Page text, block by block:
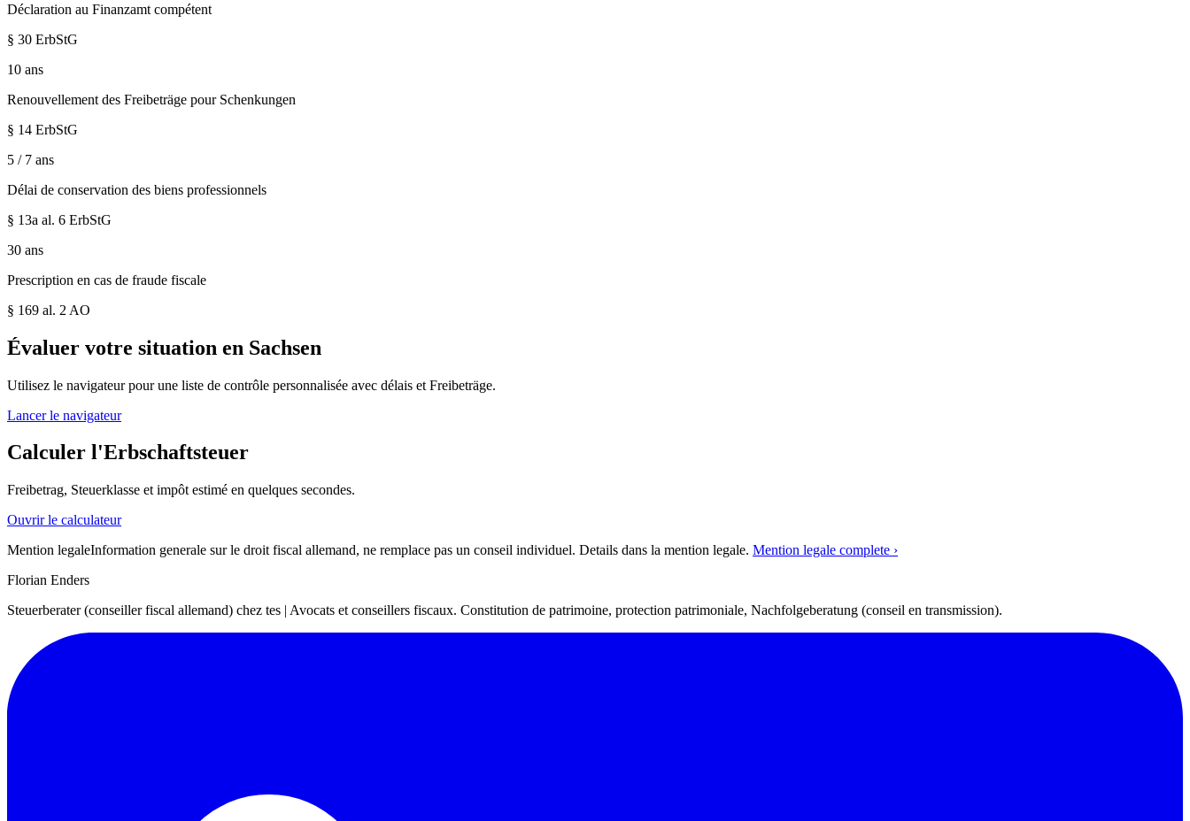
Déclaration au Finanzamt compétent
§ 30 ErbStG
10 ans
Renouvellement des Freibeträge pour Schenkungen
§ 14 ErbStG
5 / 7 ans
Délai de conservation des biens professionnels
§ 13a al. 6 ErbStG
30 ans
Prescription en cas de fraude fiscale
§ 169 al. 2 AO
Évaluer votre situation en Sachsen
Utilisez le navigateur pour une liste de contrôle personnalisée avec délais et Freibeträge.
Lancer le navigateur
Calculer l'Erbschaftsteuer
Freibetrag, Steuerklasse et impôt estimé en quelques secondes.
Ouvrir le calculateur
Mention legaleInformation generale sur le droit fiscal allemand, ne remplace pas un conseil individuel. Details dans la mention legale. Mention legale complete ›
Florian Enders
Steuerberater (conseiller fiscal allemand) chez tes | Avocats et conseillers fiscaux. Constitution de patrimoine, protection patrimoniale, Nachfolgeberatung (conseil en transmission).